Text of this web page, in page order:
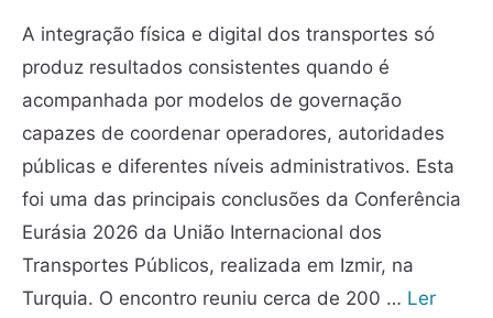
A integração física e digital dos transportes só
produz resultados consistentes quando é
acompanhada por modelos de governação
capazes de coordenar operadores, autoridades
públicas e diferentes níveis administrativos. Esta
foi uma das principais conclusões da Conferência
Eurásia 2026 da União Internacional dos
Transportes Públicos, realizada em Izmir, na
Turquia. O encontro reuniu cerca de 200 … Ler